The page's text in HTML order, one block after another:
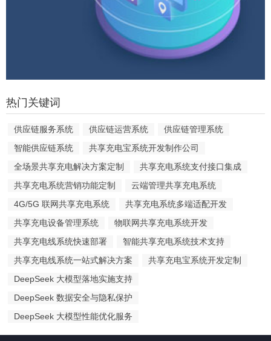
热门关键词
供应链服务系统 供应链运营系统
供应链管理系统
智能供应链系统
共享充电宝系统开发制作公司
全场景共享充电解决方案定制
共享充电系统支付接口集成
共享充电系统营销功能定制
云端管理共享充电系统
4G/5G 联网共享充电系统
共享充电系统多端适配开发
共享充电设备管理系统
物联网共享充电系统开发
共享充电线系统快速部署
智能共享充电系统技术支持
共享充电线系统一站式解决方案
共享充电宝系统开发定制
DeepSeek 大模型落地实施支持
DeepSeek 数据安全与隐私保护
DeepSeek 大模型性能优化服务